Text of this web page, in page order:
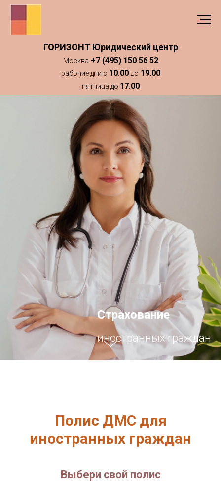
ГОРИЗОНТ Юридический центр
Москва +7 (495) 150 56 52
рабочие дни с 10.00 до 19.00
пятница до 17.00
Страхование
иностранных граждан
Полис ДМС для
иностранных граждан
Выбери свой полис